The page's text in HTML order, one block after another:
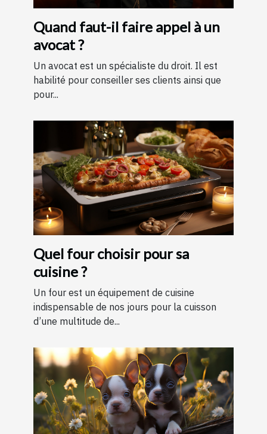
Quand faut-il faire appel à un
avocat ?
Un avocat est un spécialiste du droit. Il est
habilité pour conseiller ses clients ainsi que
pour...
Quel four choisir pour sa
cuisine ?
Un four est un équipement de cuisine
indispensable de nos jours pour la cuisson
d’une multitude de...